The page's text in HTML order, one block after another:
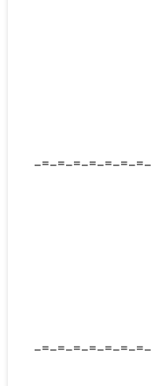
-=-=-=-=-=-=-
-=-=-=-=-=-=-